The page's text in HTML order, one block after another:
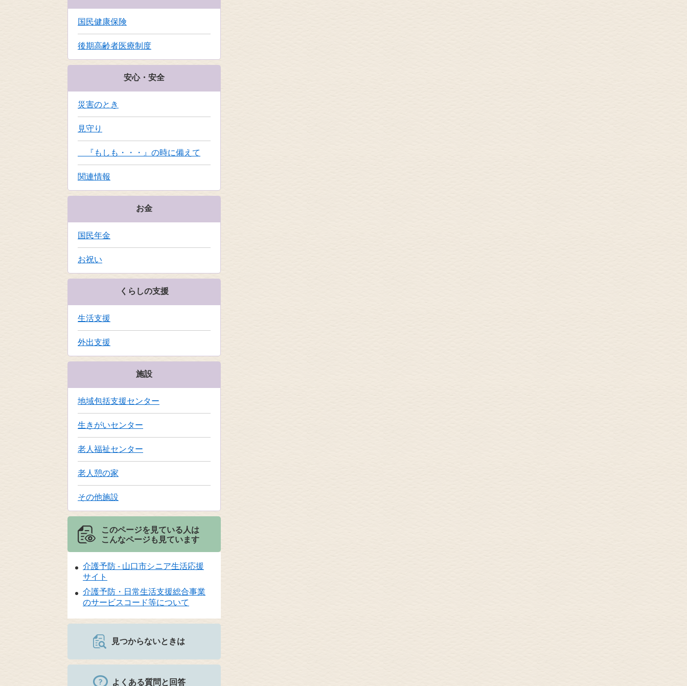
国民健康保険
後期高齢者医療制度
安心・安全
災害のとき
見守り
『もしも・・・』の時に備えて
関連情報
お金
国民年金
お祝い
くらしの支援
生活支援
外出支援
施設
地域包括支援センター
生きがいセンター
老人福祉センター
老人憩の家
その他施設
このページを見ている人は
こんなページも見ています
介護予防 - 山口市シニア生活応援
サイト
介護予防・日常生活支援総合事業
のサービスコード等について
見つからないときは
よくある質問と回答